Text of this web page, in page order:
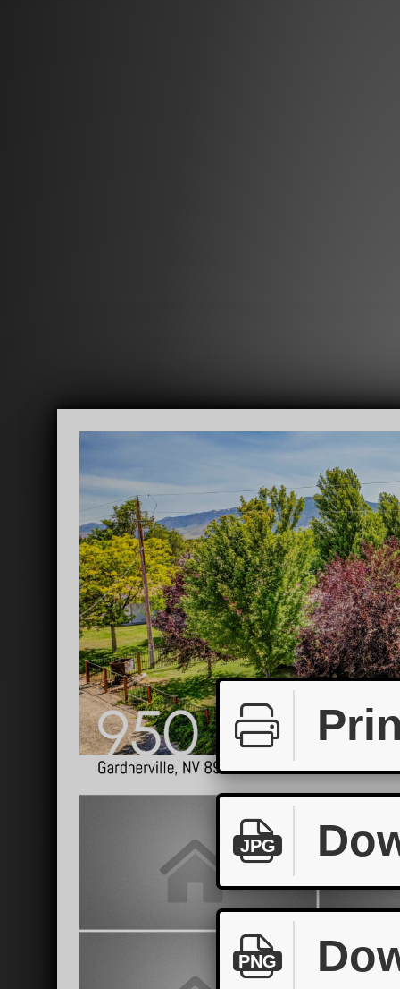
JPG
PNG